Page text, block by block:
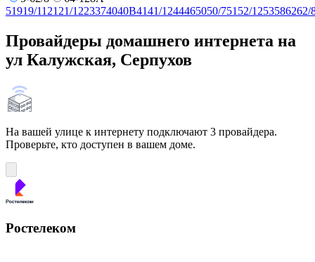
51919/11 21 21/1223374040В4141/1244465050/751 52/1253586262/
Провайдеры домашнего интернета на
ул Калужская, Серпухов
На вашей улице к интернету подключают 3 провайдера.
Проверьте, кто доступен в вашем доме.
Ростелеком